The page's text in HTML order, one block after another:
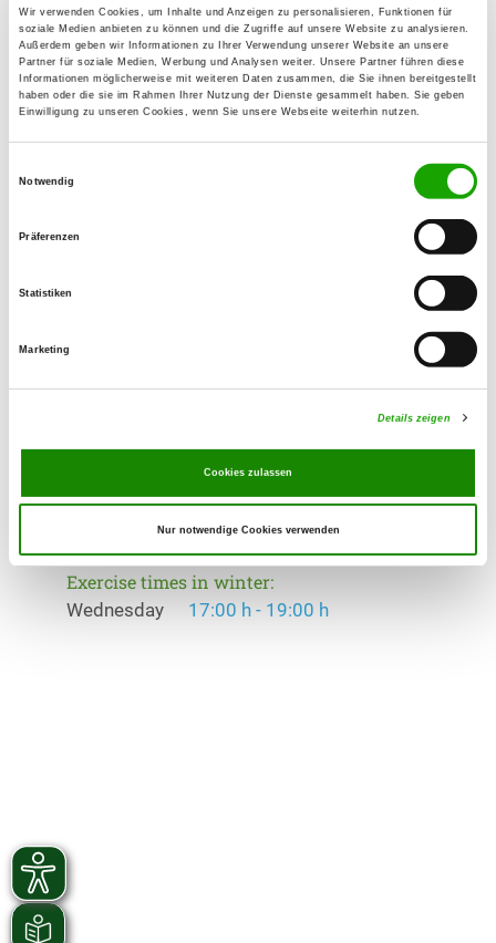
Wir verwenden Cookies, um Inhalte und Anzeigen zu personalisieren, Funktionen für
soziale Medien anbieten zu können und die Zugriffe auf unsere Website zu analysieren.
Außerdem geben wir Informationen zu Ihrer Verwendung unserer Website an unsere
Partner für soziale Medien, Werbung und Analysen weiter. Unsere Partner führen diese
Informationen möglicherweise mit weiteren Daten zusammen, die Sie ihnen bereitgestellt
haben oder die sie im Rahmen Ihrer Nutzung der Dienste gesammelt haben. Sie geben
Einwilligung zu unseren Cookies, wenn Sie unsere Webseite weiterhin nutzen.
Notwendig
Präferenzen
Statistiken
Marketing
Details zeigen
Cookies zulassen
Nur notwendige Cookies verwenden
14641 Nauen
Training ground:
Graf - Arco - Straße 125
14641 Nauen
03321 746626
E-Mail:
10:00 h - 12:00 h
Exercise times in winter:
Wednesday 17:00 h - 19:00 h